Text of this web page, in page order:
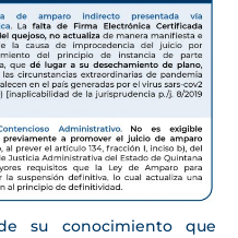
su conocimiento que